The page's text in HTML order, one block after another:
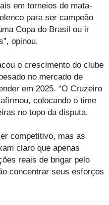
em torneios de mata-
para ser campeão
Copa do Brasil ou ir
opinou.
o crescimento do clube
no mercado de
em 2025. “O Cruzeiro
colocando o time
no topo da disputa.
competitivo, mas as
claro que apenas
reais de brigar pelo
concentrar seus esforços